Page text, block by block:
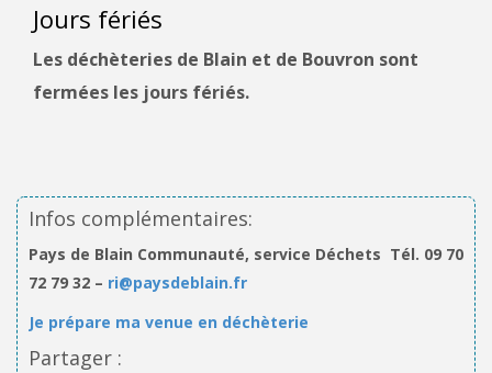
Jours fériés
Les déchèteries de Blain et de Bouvron sont
fermées les jours fériés.
Infos complémentaires:
Pays de Blain Communauté, service Déchets Tél. 09 70
72 79 32 – ri@paysdeblain.fr
Je prépare ma venue en déchèterie
Partager :